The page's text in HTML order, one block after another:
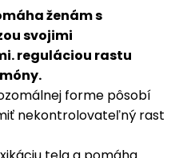
ženám s
svojimi
reguláciou rastu
forme pôsobí
nekontrolovateľný rast